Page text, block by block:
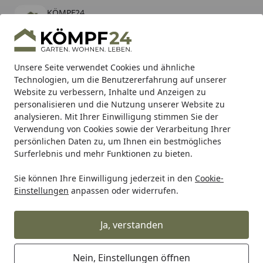
Unsere Seite verwendet Cookies und ähnliche
Technologien, um die Benutzererfahrung auf unserer
Website zu verbessern, Inhalte und Anzeigen zu
personalisieren und die Nutzung unserer Website zu
analysieren. Mit Ihrer Einwilligung stimmen Sie der
Verwendung von Cookies sowie der Verarbeitung Ihrer
persönlichen Daten zu, um Ihnen ein bestmögliches
Surferlebnis und mehr Funktionen zu bieten.
Sie können Ihre Einwilligung jederzeit in den Cookie-
Einstellungen anpassen oder widerrufen.
Ja, verstanden
Nein, Einstellungen öffnen
KÖMPF24
kostenlos - Im App Store
Hotline
Alle Produkte
Mein Konto
Suchen
Karibu Pools inkl. gratis Sandfilteranlage & Pool-
Starterset (Gesamtwert bis 468,99€)
Startseite
WMF WMF Glasdeckel 24 cm Function 4
WMF Glasdeckel 24 cm Function 4